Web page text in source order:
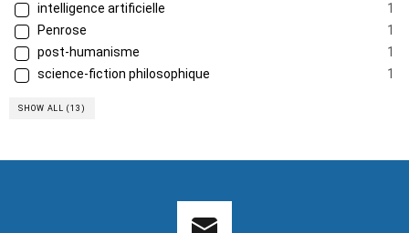
intelligence artificielle
1
Penrose
1
post-humanisme
1
science-fiction philosophique
1
SHOW ALL (13)